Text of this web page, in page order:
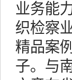
业务能
织检察
精品案
子。与